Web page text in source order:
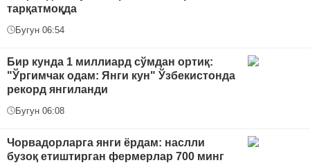
тарқатмоқда
Бугун 06:54
Бир кунда 1 миллиард сўмдан ортиқ:
"Ўргимчак одам: Янги кун" Ўзбекистонда
рекорд янгиланди
Бугун 06:08
Чорвадорларга янги ёрдам: наслли
бузоқ етиштирган фермерлар 700 минг